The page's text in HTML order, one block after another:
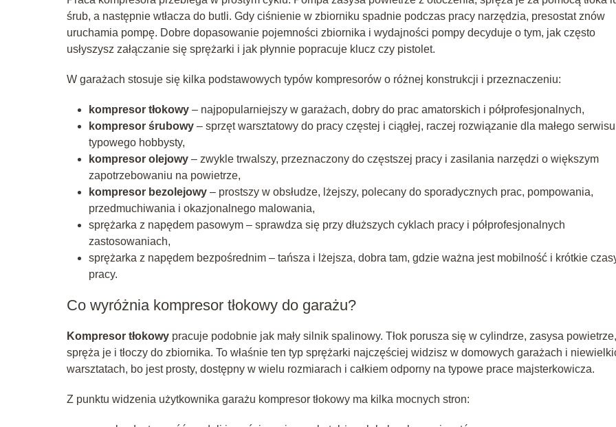
śrub, a następnie wtłacza do butli. Gdy ciśnienie w zbiorniku spadnie podczas pracy narzędzia, presostat znów
uruchamia pompę. Dobre dopasowanie pojemności zbiornika i wydajności pompy decyduje o tym, jak często
usłyszysz załączanie się sprężarki i jak płynnie popracuje klucz czy pistolet.
W garażach stosuje się kilka podstawowych typów kompresorów o różnej konstrukcji i przeznaczeniu:
kompresor tłokowy – najpopularniejszy w garażach, dobry do prac amatorskich i półprofesjonalnych,
kompresor śrubowy – sprzęt warsztatowy do pracy częstej i ciągłej, raczej rozwiązanie dla małego
typowego hobbysty,
kompresor olejowy – zwykle trwalszy, przeznaczony do częstszej pracy i zasilania narzędzi o większym
zapotrzebowaniu na powietrze,
kompresor bezolejowy – prostszy w obsłudze, lżejszy, polecany do sporadycznych prac, pompowania,
przedmuchiwania i okazjonalnego malowania,
sprężarka z napędem pasowym – sprawdza się przy dłuższych cyklach pracy i półprofesjonalnych
zastosowaniach,
sprężarka z napędem bezpośrednim – tańsza i lżejsza, dobra tam, gdzie ważna jest mobilność i krótkie
pracy.
Co wyróżnia kompresor tłokowy do garażu?
Kompresor tłokowy pracuje podobnie jak mały silnik spalinowy. Tłok porusza się w cylindrze, zasysa powietrze,
spręża je i tłoczy do zbiornika. To właśnie ten typ sprężarki najczęściej widzisz w domowych garażach i
warsztatach, bo jest prosty, dostępny w wielu rozmiarach i całkiem odporny na typowe prace majsterkowicza.
Z punktu widzenia użytkownika garażu kompresor tłokowy ma kilka mocnych stron: